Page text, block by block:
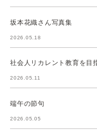
坂本花織さん写真集
2026.05.18
社会人リカレント教育を目
2026.05.11
端午の節句
2026.05.05